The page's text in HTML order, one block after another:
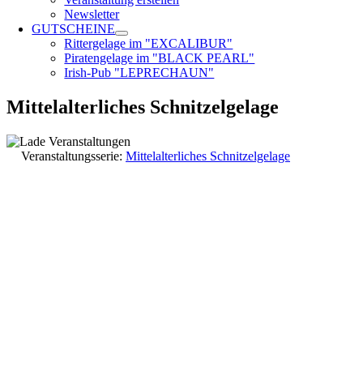
Newsletter
GUTSCHEINE
Rittergelage im "EXCALIBUR"
Piratengelage im "BLACK PEARL"
Irish-Pub "LEPRECHAUN"
Mittelalterliches Schnitzelgelage
Veranstaltungsserie: Mittelalterliches Schnitzelgelage